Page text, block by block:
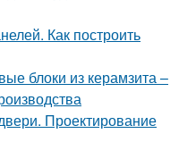
Как построить
блоки из керамзита –
Проектирование